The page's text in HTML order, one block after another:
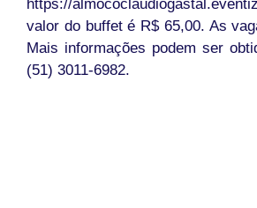
https://
valor do buffet é R$ 65,00. As
Mais informações podem ser
(51) 3011-6982.